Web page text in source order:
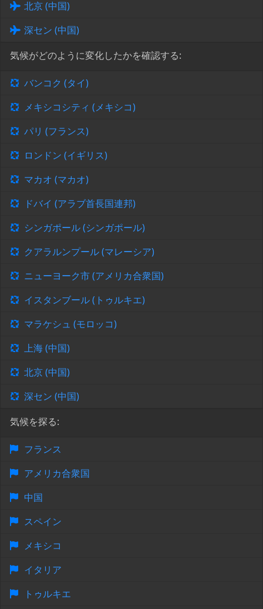
北京 (中国)
深セン (中国)
気候がどのように変化したかを確認する:
バンコク (タイ)
メキシコシティ (メキシコ)
パリ (フランス)
ロンドン (イギリス)
マカオ (マカオ)
ドバイ (アラブ首長国連邦)
シンガポール (シンガポール)
クアラルンプール (マレーシア)
ニューヨーク市 (アメリカ合衆国)
イスタンブール (トゥルキエ)
マラケシュ (モロッコ)
上海 (中国)
北京 (中国)
深セン (中国)
気候を探る:
フランス
アメリカ合衆国
中国
スペイン
メキシコ
イタリア
トゥルキエ